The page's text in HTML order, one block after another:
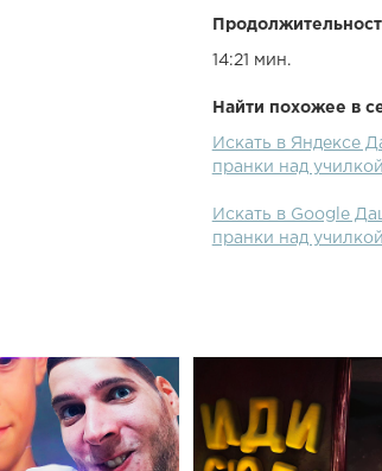
14:21 мин.
Найти похожее в
Искать в Яндексе
пранки над училкой
Искать в Google
пранки над училкой